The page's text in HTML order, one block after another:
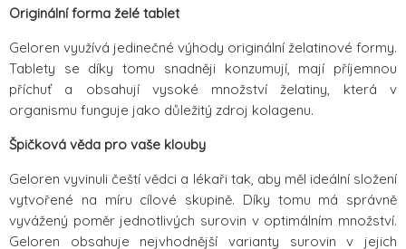
Originální forma želé tablet
Geloren využívá jedinečné výhody originální želatinové formy.
Tablety se díky tomu snadněji konzumují, mají příjemnou
příchuť a obsahují vysoké množství želatiny, která v
organismu funguje jako důležitý zdroj kolagenu.
Špičková věda pro vaše klouby
Geloren vyvinuli čeští vědci a lékaři tak, aby měl ideální složení
vytvořené na míru cílové skupině. Díky tomu má správně
vyvážený poměr jednotlivých surovin v optimálním množství.
Geloren obsahuje nejvhodnější varianty surovin v jejich